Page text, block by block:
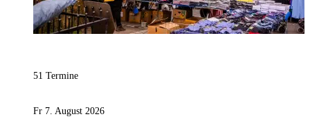
51 Termine
Fr 7. August 2026